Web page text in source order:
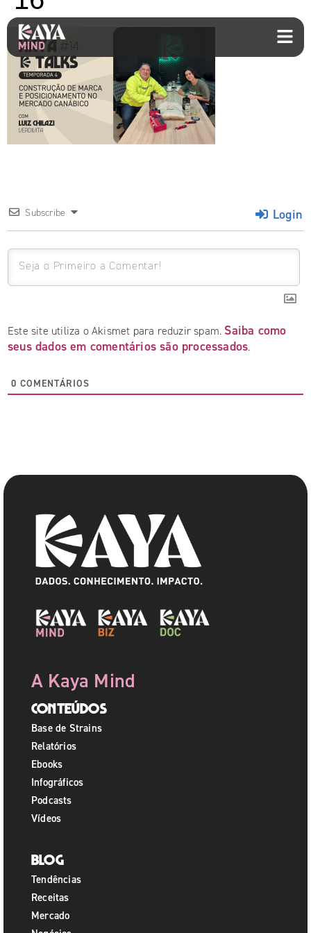
Subscribe Login
Este site utiliza o Akismet para reduzir spam. Saiba como
seus dados em comentários são processados.
0 COMENTÁRIOS
A Kaya Mind
Conteúdos
Base de Strains
Relatórios
Ebooks
Infográficos
Podcasts
Vídeos
Blog
Tendências
Receitas
Mercado